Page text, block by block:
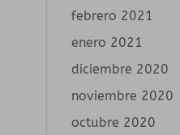
febrero 2021
enero 2021
diciembre 2020
noviembre 2020
octubre 2020